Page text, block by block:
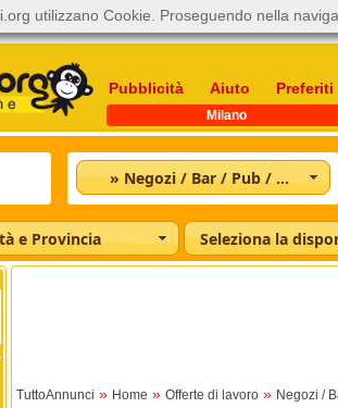
Pubblicità Aiuto Preferiti
Milano
» Negozi / Bar / Pub / Ristoranti
e Provincia
TuttoAnnunci » Home » Offerte di lavoro » Negozi /
utilizzano Cookie. Proseguendo nella